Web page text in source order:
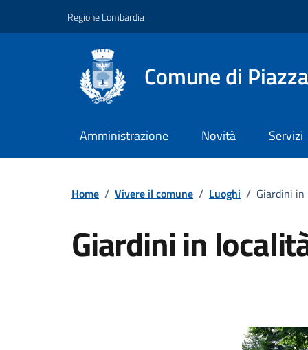
Regione Lombardia
Comune di
Amministrazione Novità Servizi
Home / Vivere il comune / Luoghi / Giardini in
Giardini in